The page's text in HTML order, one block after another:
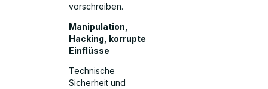
vorschreiben.
Manipulation,
Hacking, korrupte
Einflüsse
Technische
Sicherheit und